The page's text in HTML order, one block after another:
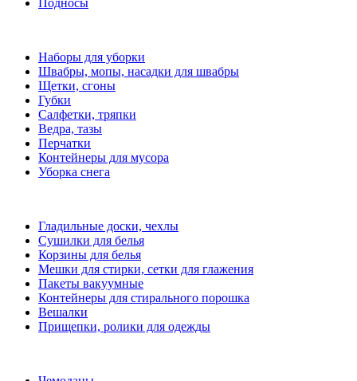
Подносы
Наборы для уборки
Швабры, мопы, насадки для швабры
Щетки, сгоны
Губки
Салфетки, тряпки
Ведра, тазы
Перчатки
Контейнеры для мусора
Уборка снега
Гладильные доски, чехлы
Сушилки для белья
Корзины для белья
Мешки для стирки, сетки для глажения
Пакеты вакуумные
Контейнеры для стирального порошка
Вешалки
Прищепки, ролики для одежды